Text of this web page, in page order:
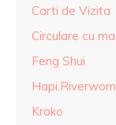
Carti de Vizita
Circulare cu
Feng Shui
Kroko